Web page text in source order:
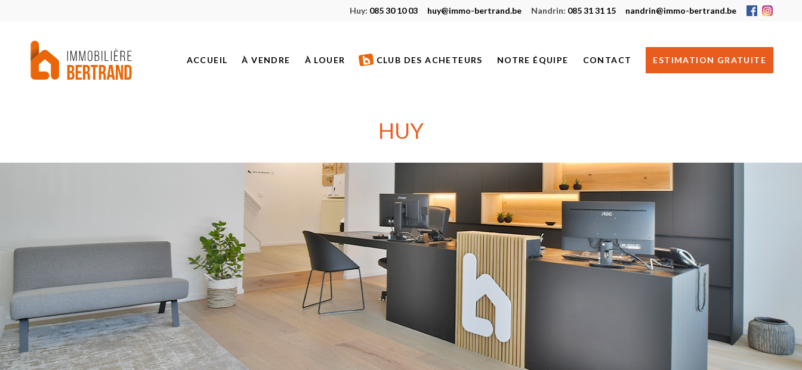
Huy: 085 30 10 03 huy@immo-bertrand.be Nandrin: 085 31 31 15 nandrin@immo-bertrand.be
ACCUEIL À VENDRE
BIENS DE PRESTIGE
À LOUER CLUB DES ACHETEURS NOTRE ÉQUIPE CONTACT ESTIMATION GRATUITE
HUY